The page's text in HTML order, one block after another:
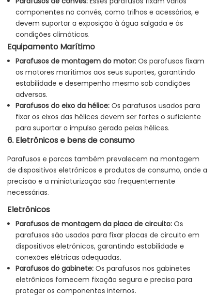
componentes no convés, como trilhos e acessórios, e
devem suportar a exposição à água salgada e às
condições climáticas.
Equipamento Marítimo
Parafusos de montagem do motor: Os parafusos fixam
os motores marítimos aos seus suportes, garantindo
estabilidade e desempenho mesmo sob condições
adversas.
Parafusos do eixo da hélice: Os parafusos usados ​​para
fixar os eixos das hélices devem ser fortes o suficiente
para suportar o impulso gerado pelas hélices.
6. Eletrônicos e bens de consumo
Parafusos e porcas também prevalecem na montagem
de dispositivos eletrônicos e produtos de consumo, onde a
precisão e a miniaturização são frequentemente
necessárias.
Eletrônicos
Parafusos de montagem da placa de circuito: Os
parafusos são usados ​​para fixar placas de circuito em
dispositivos eletrônicos, garantindo estabilidade e
conexões elétricas adequadas.
Parafusos do gabinete: Os parafusos nos gabinetes
eletrônicos fornecem fixação segura e precisa para
proteger os componentes internos.